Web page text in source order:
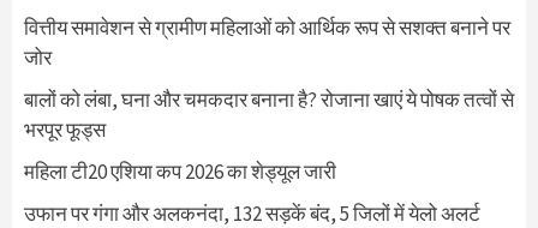
वित्तीय समावेशन से ग्रामीण महिलाओं को आर्थिक रूप से सशक्त बनाने पर
जोर
बालों को लंबा, घना और चमकदार बनाना है? रोजाना खाएं ये पोषक तत्वों से
भरपूर फूड्स
महिला टी20 एशिया कप 2026 का शेड्यूल जारी
उफान पर गंगा और अलकनंदा, 132 सड़कें बंद, 5 जिलों में येलो अलर्ट